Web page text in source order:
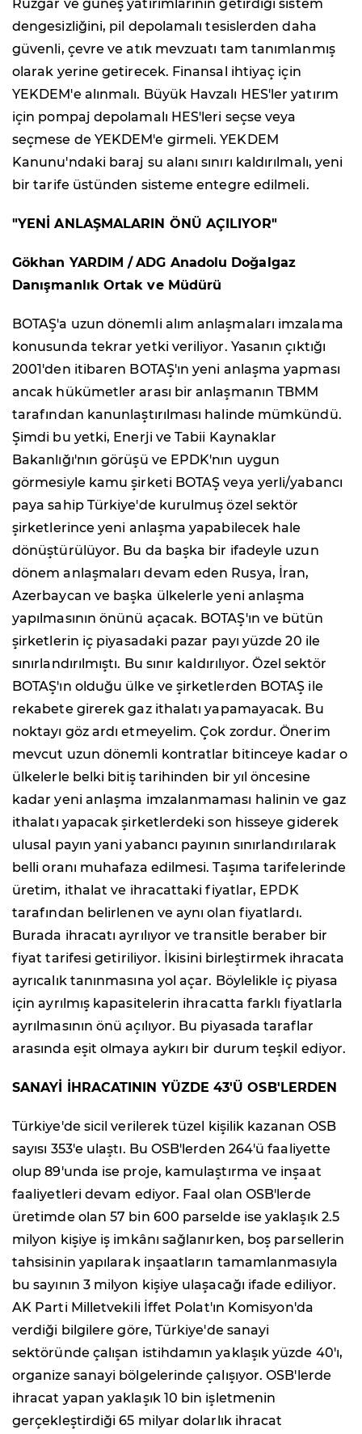
Rüzgâr ve güneş yatırımlarının getirdiği sistem
dengesizliğini, pil depolamalı tesislerden daha
güvenli, çevre ve atık mevzuatı tam tanımlanmış
olarak yerine getirecek. Finansal ihtiyaç için
YEKDEM'e alınmalı. Büyük Havzalı HES'ler yatırım
için pompaj depolamalı HES'leri seçse veya
seçmese de YEKDEM'e girmeli. YEKDEM
Kanunu'ndaki baraj su alanı sınırı kaldırılmalı, yeni
bir tarife üstünden sisteme entegre edilmeli.
"YENİ ANLAŞMALARIN ÖNÜ AÇILIYOR"
Gökhan YARDIM / ADG Anadolu Doğalgaz
Danışmanlık Ortak ve Müdürü
BOTAŞ'a uzun dönemli alım anlaşmaları imzalama
konusunda tekrar yetki veriliyor. Yasanın çıktığı
2001'den itibaren BOTAŞ'ın yeni anlaşma yapması
ancak hükümetler arası bir anlaşmanın TBMM
tarafından kanunlaştırılması halinde mümkündü.
Şimdi bu yetki, Enerji ve Tabii Kaynaklar
Bakanlığı'nın görüşü ve EPDK'nın uygun
görmesiyle kamu şirketi BOTAŞ veya yerli/yabancı
paya sahip Türkiye'de kurulmuş özel sektör
şirketlerince yeni anlaşma yapabilecek hale
dönüştürülüyor. Bu da başka bir ifadeyle uzun
dönem anlaşmaları devam eden Rusya, İran,
Azerbaycan ve başka ülkelerle yeni anlaşma
yapılmasının önünü açacak. BOTAŞ'ın ve bütün
şirketlerin iç piyasadaki pazar payı yüzde 20 ile
sınırlandırılmıştı. Bu sınır kaldırılıyor. Özel sektör
BOTAŞ'ın olduğu ülke ve şirketlerden BOTAŞ ile
rekabete girerek gaz ithalatı yapamayacak. Bu
noktayı göz ardı etmeyelim. Çok zordur. Önerim
mevcut uzun dönemli kontratlar bitinceye kadar o
ülkelerle belki bitiş tarihinden bir yıl öncesine
kadar yeni anlaşma imzalanmaması halinin ve gaz
ithalatı yapacak şirketlerdeki son hisseye giderek
ulusal payın yani yabancı payının sınırlandırılarak
belli oranı muhafaza edilmesi. Taşıma tarifelerinde
üretim, ithalat ve ihracattaki fiyatlar, EPDK
tarafından belirlenen ve aynı olan fiyatlardı.
Burada ihracatı ayrılıyor ve transitle beraber bir
fiyat tarifesi getiriliyor. İkisini birleştirmek ihracata
ayrıcalık tanınmasına yol açar. Böylelikle iç piyasa
için ayrılmış kapasitelerin ihracatta farklı fiyatlarla
ayrılmasının önü açılıyor. Bu piyasada taraflar
arasında eşit olmaya aykırı bir durum teşkil ediyor.
SANAYİ İHRACATININ YÜZDE 43'Ü OSB'LERDEN
Türkiye'de sicil verilerek tüzel kişilik kazanan OSB
sayısı 353'e ulaştı. Bu OSB'lerden 264'ü faaliyette
olup 89'unda ise proje, kamulaştırma ve inşaat
faaliyetleri devam ediyor. Faal olan OSB'lerde
üretimde olan 57 bin 600 parselde ise yaklaşık 2.5
milyon kişiye iş imkânı sağlanırken, boş parsellerin
tahsisinin yapılarak inşaatların tamamlanmasıyla
bu sayının 3 milyon kişiye ulaşacağı ifade ediliyor.
AK Parti Milletvekili İffet Polat'ın Komisyon'da
verdiği bilgilere göre, Türkiye'de sanayi
sektöründe çalışan istihdamın yaklaşık yüzde 40'ı,
organize sanayi bölgelerinde çalışıyor. OSB'lerde
ihracat yapan yaklaşık 10 bin işletmenin
gerçekleştirdiği 65 milyar dolarlık ihracat